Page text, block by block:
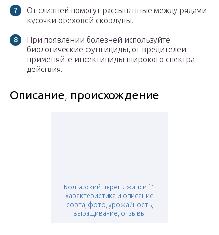
От слизней помогут рассыпанные между рядами
кусочки ореховой скорлупы.
При появлении болезней используйте
биологические фунгициды, от вредителей
применяйте инсектициды широкого спектра
действия.
Описание, происхождение
Болгарский перец джипси f1:
характеристика и описание
сорта, фото, урожайность,
выращивание, отзывы